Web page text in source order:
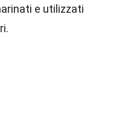
e utilizzati